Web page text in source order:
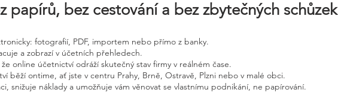
papírů, bez cestování a bez zbytečných schůzek
fotografií, PDF, importem nebo přímo z banky.
a zobrazí v účetních přehledech.
online účetnictví odráží skutečný stav firmy v reálném čase.
běží ontime, ať jste v centru Prahy, Brně, Ostravě, Plzni nebo v malé obci.
snižuje náklady a umožňuje vám věnovat se vlastnímu podnikání, ne papírování.